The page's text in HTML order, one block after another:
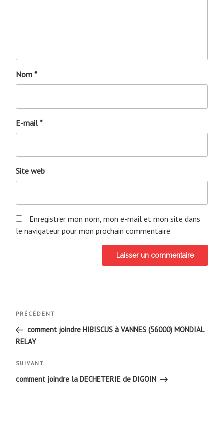
Nom *
E-mail*
Site web
Enregistrer mon nom, mon e-mail et mon site dans
le navigateur pour mon prochain commentaire.
Navigation
de
l’article
Article
précédent
PRÉCÉDENT
comment joindre HIBISCUS à VANNES (56000) MONDIAL
RELAY
Article
suivant
SUIVANT
comment joindre la DECHETERIE de DIGOIN